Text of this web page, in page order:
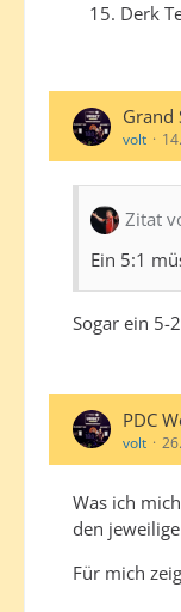
Derk
Grand
volt
Zitat
Ein 5:1
Sogar ein 5-
PDC
volt
Was ich
den
Für mich